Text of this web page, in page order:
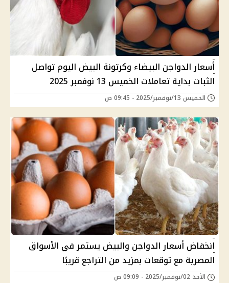
أسعار الدواجن البيضاء وكرتونة البيض اليوم تواصل
الثبات بداية تعاملات الخميس 13 نوفمبر 2025
الخميس 13/نوفمبر/2025 - 09:45 ص
انخفاض أسعار الدواجن والبيض يستمر في الأسواق
المصرية مع توقعات بمزيد من التراجع قريبًا
الأحد 02/نوفمبر/2025 - 09:09 ص